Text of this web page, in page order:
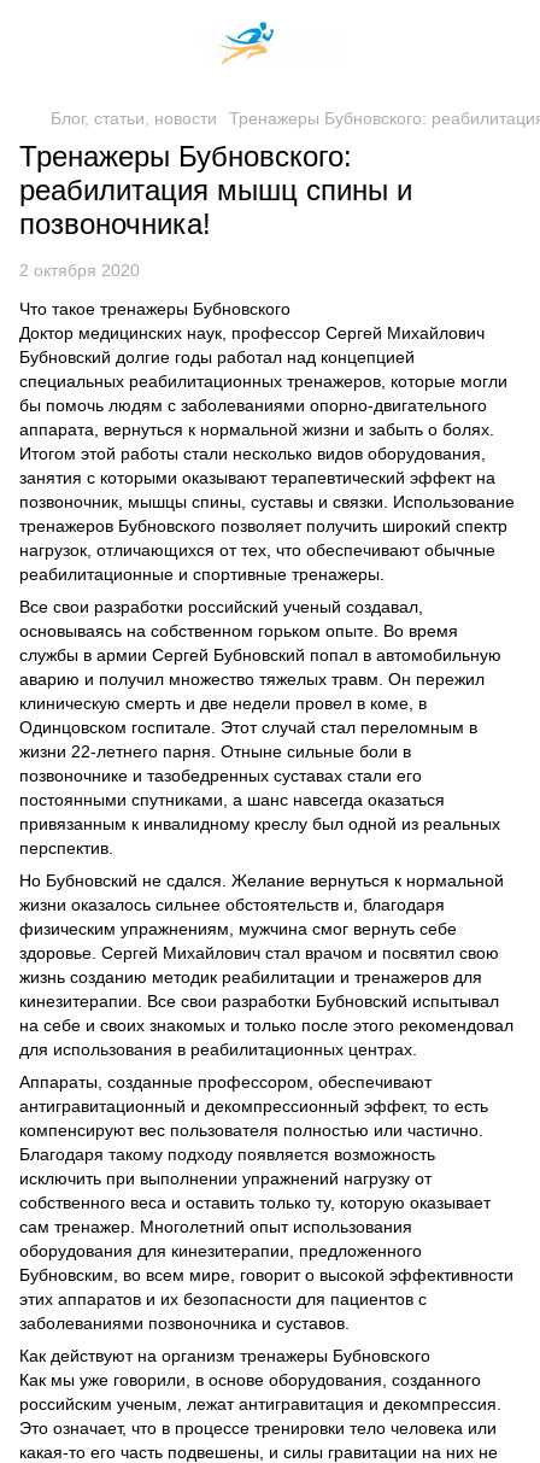
Блог, статьи, новости Тренажеры Бубновского:
Тренажеры Бубновского:
реабилитация мышц спины и
позвоночника!
2 октября 2020
Что такое тренажеры Бубновского
Доктор медицинских наук, профессор Сергей Михайлович
Бубновский долгие годы работал над концепцией
специальных реабилитационных тренажеров, которые могли
бы помочь людям с заболеваниями опорно-двигательного
аппарата, вернуться к нормальной жизни и забыть о болях.
Итогом этой работы стали несколько видов оборудования,
занятия с которыми оказывают терапевтический эффект на
позвоночник, мышцы спины, суставы и связки. Использование
тренажеров Бубновского позволяет получить широкий спектр
нагрузок, отличающихся от тех, что обеспечивают обычные
реабилитационные и спортивные тренажеры.
Все свои разработки российский ученый создавал,
основываясь на собственном горьком опыте. Во время
службы в армии Сергей Бубновский попал в автомобильную
аварию и получил множество тяжелых травм. Он пережил
клиническую смерть и две недели провел в коме, в
Одинцовском госпитале. Этот случай стал переломным в
жизни 22-летнего парня. Отныне сильные боли в
позвоночнике и тазобедренных суставах стали его
постоянными спутниками, а шанс навсегда оказаться
привязанным к инвалидному креслу был одной из реальных
перспектив.
Но Бубновский не сдался. Желание вернуться к нормальной
жизни оказалось сильнее обстоятельств и, благодаря
физическим упражнениям, мужчина смог вернуть себе
здоровье. Сергей Михайлович стал врачом и посвятил свою
жизнь созданию методик реабилитации и тренажеров для
кинезитерапии. Все свои разработки Бубновский испытывал
на себе и своих знакомых и только после этого рекомендовал
для использования в реабилитационных центрах.
Аппараты, созданные профессором, обеспечивают
антигравитационный и декомпрессионный эффект, то есть
компенсируют вес пользователя полностью или частично.
Благодаря такому подходу появляется возможность
исключить при выполнении упражнений нагрузку от
собственного веса и оставить только ту, которую оказывает
сам тренажер. Многолетний опыт использования
оборудования для кинезитерапии, предложенного
Бубновским, во всем мире, говорит о высокой эффективности
этих аппаратов и их безопасности для пациентов с
заболеваниями позвоночника и суставов.
Как действуют на организм тренажеры Бубновского
Как мы уже говорили, в основе оборудования, созданного
российским ученым, лежат антигравитация и декомпрессия.
Это означает, что в процессе тренировки тело человека или
какая-то его часть подвешены, и силы гравитации на них не